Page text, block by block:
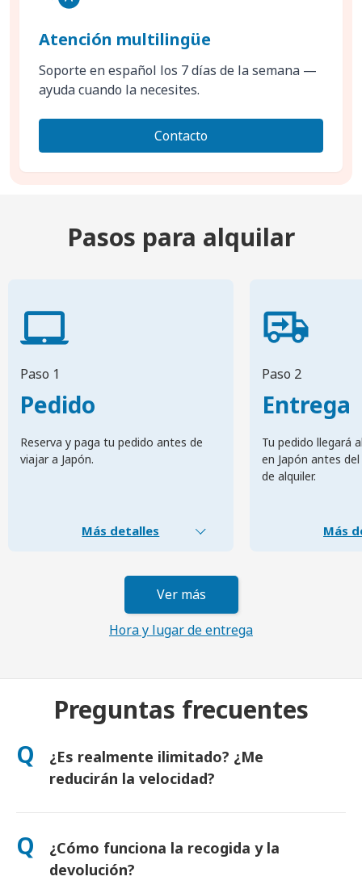
Atención multilingüe
Soporte en español los 7 días de la semana —
ayuda cuando la necesites.
Contacto
Pasos para alquilar
Paso 1
Pedido
Reserva y paga tu pedido antes de
viajar a Japón.
Más detalles
Paso 2
Entrega
Tu pedido llegará
en Japón antes
de alquiler.
Más
Ver más
Hora y lugar de entrega
Preguntas frecuentes
Q
¿Es realmente ilimitado? ¿Me
reducirán la velocidad?
Sí. Es realmente ilimitado y no aplicamos límites de uso justo
datos que quieras, todo el día. (Como en cualquier red móvil,
la congestión temporal del operador puede afectar a la
velocidad). Si alguna vez se aplicase una limitación, te
Q
¿Cómo funciona la recogida y la
devolución?